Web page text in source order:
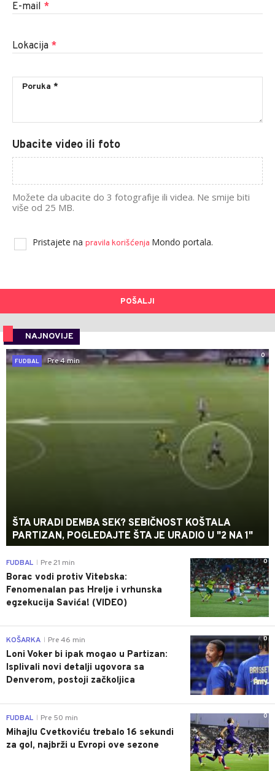
E-mail *
Lokacija *
Ubacite video ili foto
Možete da ubacite do 3 fotografije ili videa. Ne smije biti
više od 25 MB.
Pristajete na pravila korišćenja Mondo portala.
POŠALJI
NAJNOVIJE
0
FUDBAL
Pre 4 min
ŠTA URADI DEMBA SEK? SEBIČNOST KOŠTALA
PARTIZAN, POGLEDAJTE ŠTA JE URADIO U "2 NA 1"
0
FUDBAL Pre 21 min
Borac vodi protiv Vitebska:
Fenomenalan pas Hrelje i vrhunska
egzekucija Savića! (VIDEO)
0
KOŠARKA Pre 46 min
Loni Voker bi ipak mogao u Partizan:
Isplivali novi detalji ugovora sa
Denverom, postoji začkoljica
0
FUDBAL Pre 50 min
Mihajlu Cvetkoviću trebalo 16 sekundi
za gol, najbrži u Evropi ove sezone